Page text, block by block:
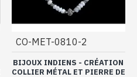
CO-MET-0810-2
BIJOUX INDIENS - CRÉATION
COLLIER MÉTAL ET PIERRE DE